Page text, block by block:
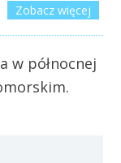
Zobacz więcej
w północnej